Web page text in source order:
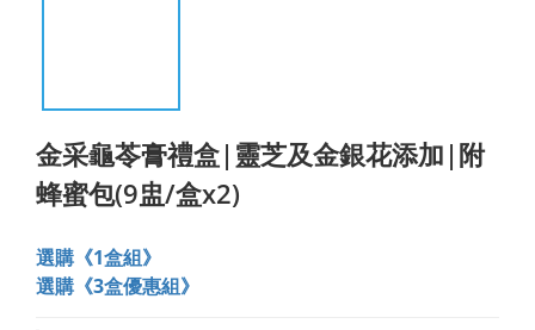
金采龜苓膏禮盒|靈芝及金銀花添加|附
蜂蜜包(9盅/盒x2)
選購《1盒組》
選購《3盒優惠組》